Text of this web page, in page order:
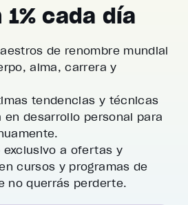
cada día
de renombre mundial
alma, carrera y
tendencias y técnicas
en desarrollo personal para
exclusivo a ofertas y
cursos y programas de
no querrás perderte.